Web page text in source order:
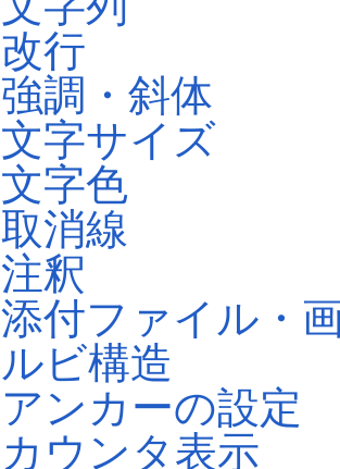
改行
強調・斜体
文字サイズ
文字色
取消線
注釈
添付ファイル・
ルビ構造
アンカーの設定
カウンタ表示